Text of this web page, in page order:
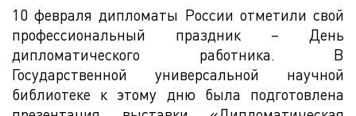
10 февраля дипломаты России отметили свой
профессиональный праздник – День
дипломатического работника. В
Государственной универсальной научной
библиотеке к этому дню была подготовлена